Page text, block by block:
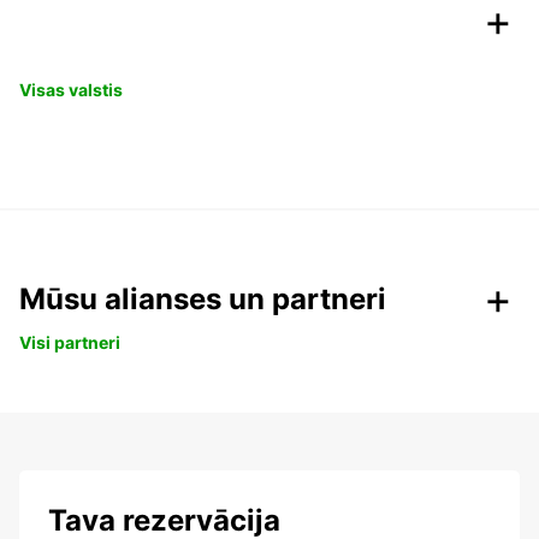
Visas valstis
Mūsu alianses un partneri
Visi partneri
Tava rezervācija